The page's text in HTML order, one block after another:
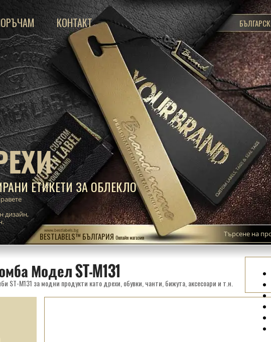
BESTLABELS™ БЪЛГАРИЯ Онлайн магазин
www.bestlabels.bg
ЕТИКЕТИ ЗА ОБЛЕКЛО
дизайн,
КОНТАКТ
Модел ST-M131
ST-M131 за модни продукти като дрехи, обувки, чанти, бижута, аксесоари и т.н.